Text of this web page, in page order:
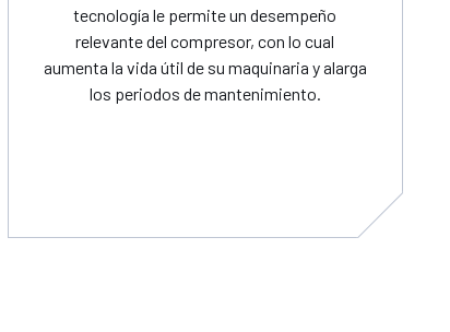
tecnología le permite un desempeño
relevante del compresor, con lo cual
aumenta la vida útil de su maquinaria y alarga
los periodos de mantenimiento.